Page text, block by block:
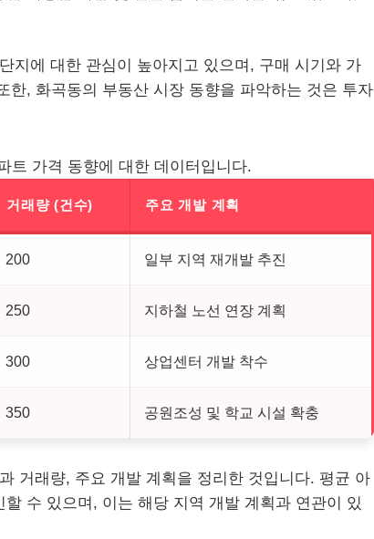
지에 대한 관심이 높아지고 있으며, 구매 시기와 가
한, 화곡동의 부동산 시장 동향을 파악하는 것은 투자
트 가격 동향에 대한 데이터입니다.
거래량 (건수) 주요 개발 계획
200 일부 지역 재개발 추진
250 지하철 노선 연장 계획
300 상업센터 개발 착수
350 공원조성 및 학교 시설 확충
거래량, 주요 개발 계획을 정리한 것입니다. 평균 아
수 있으며, 이는 해당 지역 개발 계획과 연관이 있